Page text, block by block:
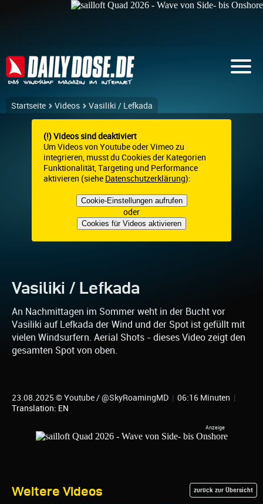
Startseite Videos Vasiliki / Lefkada
(!) Videos sind deaktiviert
Um Videos von Youtube oder Vimeo zu
integrieren, musst du Cookies der Kategorien
Funktionalität, Targeting und Performance
aktivieren (siehe Datenschutzerklärung):
Cookie-Einstellungen aufrufen
oder
Cookies für Videos aktivieren
Vasiliki / Lefkada
An Nachmittagen im Sommer weht in der Bucht vor
Vasiliki auf Lefkada der Wind und der Spot ist gefüllt mit
vielen Windsurfern. Aerial Shots - dieses Video zeigt den
gesamten Spot von oben.
23.08.2025 © Youtube / @SkyRoamingMD | 06:16 Minuten |
Translation: EN
Weitere Videos zurück zur Übersicht